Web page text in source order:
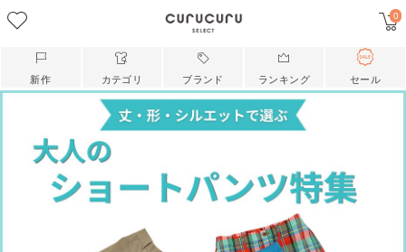
0
新作 カテゴリ ブランド ランキング セール